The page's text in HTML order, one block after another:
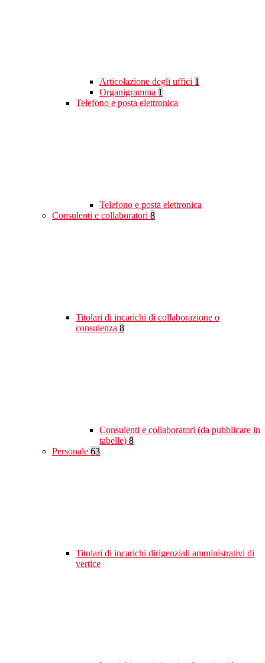
Articolazione degli uffici 1
Organigramma 1
Telefono e posta elettronica
Telefono e posta elettronica
Consulenti e collaboratori 8
Titolari di incarichi di collaborazione o
consulenza 8
Consulenti e collaboratori (da pubblicare in
tabelle) 8
Personale 63
Titolari di incarichi dirigenziali amministrativi di
vertice